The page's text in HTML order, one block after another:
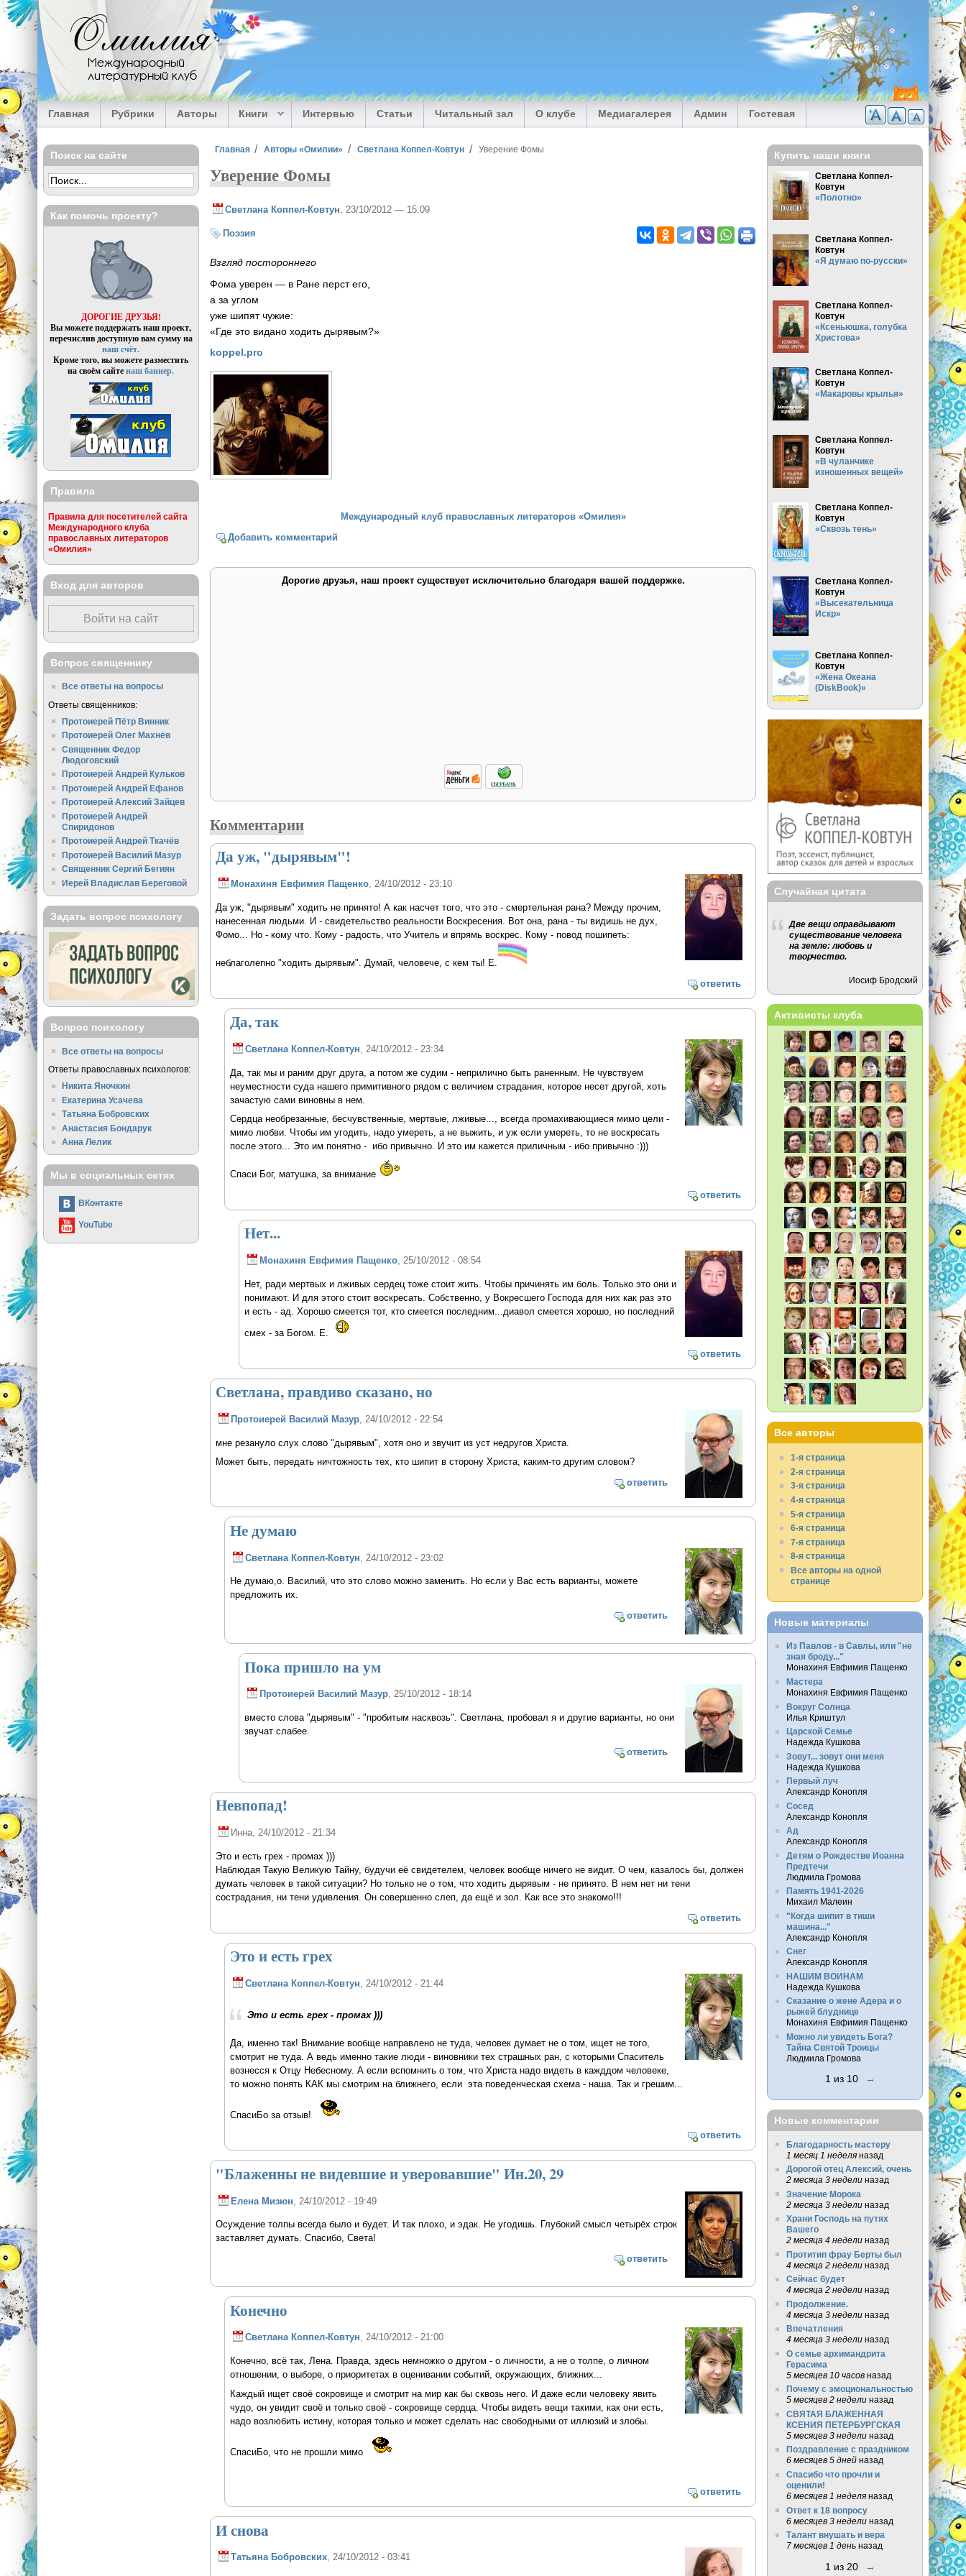
Перейти к основному содержанию
Омилия
Международный
литературный клуб
Главная Рубрики Авторы Книги Интервью Статьи Читальный зал О клубе Медиагалерея Админ Гостевая
Вы здесь
Главная Авторы «Омилии» Светлана Коппел-Ковтун Уверение Фомы
Уверение Фомы
Светлана Коппел-Ковтун , 23/10/2012 — 15:09
Поэзия
Взгляд постороннего
Фома уверен — в Ране перст его,
а за углом
уже шипят чужие:
«Где это видано ходить дырявым?»
koppel.pro
Международный клуб православных литераторов «Омилия»
Добавить комментарий
Дорогие друзья, наш проект существует исключительно благодаря вашей поддержке.
Комментарии
Да уж, "дырявым"!
Монахиня Евфимия Пащенко, 24/10/2012 - 23:10
Да уж, "дырявым" ходить не принято! А как насчет того, что это - смертельная рана? Между прочим,
нанесенная людьми. И - свидетельство реальности Воскресения. Вот она, рана - ты видишь не дух,
Фомо... Но - кому что. Кому - радость, что Учитель и впрямь воскрес. Кому - повод пошипеть:
неблаголепно "ходить дырявым". Думай, человече, с кем ты! Е.
ответить
Да, так
Светлана Коппел-Ковтун , 24/10/2012 - 23:34
Да, так мы и раним друг друга, а потом же судим - неприлично быть раненным. Не чувствуем
неуместности суда нашего примитивного рядом с величием страдания, которое несет другой, хоть
зачастую сами виновны в нем.
Сердца необрезанные, бесчувственные, мертвые, лживые..., всегда промахивающиеся мимо цели -
мимо любви. Чтобы им угодить, надо умереть, а не выжить, и уж если умереть, то не воскресать
после этого... Это им понятно - ибо привычно. И это им кажется приличным - ибо привычно :)))
Спаси Бог, матушка, за внимание
ответить
Нет...
Монахиня Евфимия Пащенко, 25/10/2012 - 08:54
Нет, ради мертвых и лживых сердец тоже стоит жить. Чтобы причинять им боль. Только это они и
понимают. И для этого стоит воскресать. Собственно, у Вокресшего Господа для них как раз это
и есть - ад. Хорошо смеется тот, кто смеется последним...диавол смеется хорошо, но последний
смех - за Богом. Е.
ответить
Светлана, правдиво сказано, но
Протоиерей Василий Мазур, 24/10/2012 - 22:54
мне резануло слух слово "дырявым", хотя оно и звучит из уст недругов Христа.
Может быть, передать ничтожность тех, кто шипит в сторону Христа, каким-то другим словом?
ответить
Не думаю
Светлана Коппел-Ковтун , 24/10/2012 - 23:02
Не думаю,о. Василий, что это слово можно заменить. Но если у Вас есть варианты, можете
предложить их.
ответить
Пока пришло на ум
Протоиерей Василий Мазур, 25/10/2012 - 18:14
вместо слова "дырявым" - "пробитым насквозь". Светлана, пробовал я и другие варианты, но они
звучат слабее.
ответить
Невпопад!
Инна, 24/10/2012 - 21:34
Это и есть грех - промах )))
Наблюдая Такую Великую Тайну, будучи её свидетелем, человек вообще ничего не видит. О чем, казалось бы, должен
думать человек в такой ситуации? Но только не о том, что ходить дырявым - не принято. В нем нет ни тени
сострадания, ни тени удивления. Он совершенно слеп, да ещё и зол. Как все это знакомо!!!
ответить
Это и есть грех
Светлана Коппел-Ковтун , 24/10/2012 - 21:44
Это и есть грех - промах )))
Да, именно так! Внимание вообще направлено не туда, человек думает не о том, ищет не того,
смотрит не туда. А ведь именно такие люди - виновники тех страшных ран, с которыми Спаситель
вознесся к Отцу Небесному. А если вспомнить о том, что Христа надо видеть в кажддом человеке,
то можно понять КАК мы смотрим на ближнего, если эта поведенческая схема - наша. Так и грешим...
СпасиБо за отзыв!
ответить
"Блаженны не видевшие и уверовавшие" Ин.20, 29
Елена Мизюн , 24/10/2012 - 19:49
Осуждение толпы всегда было и будет. И так плохо, и эдак. Не угодишь. Глубокий смысл четырёх строк
заставляет думать. Спасибо, Света!
ответить
Конечно
Светлана Коппел-Ковтун, 24/10/2012 - 21:00
Конечно, всё так, Лена. Правда, здесь немножко о другом - о личности, а не о толпе, о личном
отношении, о выборе, о приоритетах в оценивании событий, окружающих, ближних...
Каждый ищет своё сокровище и смотрит на мир как бы сквозь него. И даже если человеку явить
чудо, он увидит своё и только своё - сокровище сердца. Чтобы видеть вещи такими, как они есть,
надо возлюбить истину, которая только и может сделать нас свободными от иллюзий и злобы.
СпасиБо, что не прошли мимо
ответить
И снова
Татьяна Бобровских, 24/10/2012 - 03:41
Поиск на сайте
Как помочь проекту?
ДОРОГИЕ ДРУЗЬЯ!
Вы можете поддержать наш проект,
перечислив доступную вам сумму на
наш счёт.
Кроме того, вы можете разместить
на своём сайтенаш баннер.
Правила
Правила для посетителей сайта
Международного клуба
православных литераторов
«Омилия»
Вход для авторов
Войти на сайт
Вопрос священнику
Все ответы на вопросы
Ответы священников:
Протоиерей Пётр Винник
Протоиерей Олег Махнёв
Священник Федор
Людоговский
Протоиерей Андрей Кульков
Протоиерей Андрей Ефанов
Протоиерей Алексий Зайцев
Протоиерей Андрей
Спиридонов
Протоиерей Андрей Ткачёв
Протоиерей Василий Мазур
Священник Сергий Бегиян
Иерей Владислав Береговой
Задать вопрос психологу
Вопрос психологу
Все ответы на вопросы
Ответы православных психологов:
Никита Яночкин
Екатерина Усачева
Татьяна Бобровских
Анастасия Бондарук
Анна Лелик
Мы в социальных сетях
ВКонтакте
YouTube
Купить наши книги
Светлана Коппел-
Ковтун
«Полотно»
Светлана Коппел-
Ковтун
«Я думаю по-русски»
Светлана Коппел-
Ковтун
«Ксеньюшка, голубка
Христова»
Светлана Коппел-
Ковтун
«Макаровы крылья»
Светлана Коппел-
Ковтун
«В чуланчике
изношенных вещей»
Светлана Коппел-
Ковтун
«Сквозь тень»
Светлана Коппел-
Ковтун
«Высекательница
Искр»
Светлана Коппел-
Ковтун
«Жена Океана
(DiskBook)»
Случайная цитата
Две вещи оправдывают
существование человека
на земле: любовь и
творчество.
Иосиф Бродский
Активисты клуба
Все авторы
1-я страница
2-я страница
3-я страница
4-я страница
5-я страница
6-я страница
7-я страница
8-я страница
Все авторы на одной
странице
Новые материалы
Из Павлов - в Савлы, или "не
зная броду..."
Монахиня Евфимия Пащенко
Мастера
Монахиня Евфимия Пащенко
Вокруг Солнца
Илья Криштул
Царской Семье
Надежда Кушкова
Зовут... зовут они меня
Надежда Кушкова
Первый луч
Александр Конопля
Сосед
Александр Конопля
Ад
Александр Конопля
Детям о Рождестве Иоанна
Предтечи
Людмила Громова
Память 1941-2026
Михаил Малеин
"Когда шипит в тиши
машина..."
Александр Конопля
Снег
Александр Конопля
НАШИМ ВОИНАМ
Надежда Кушкова
Сказание о жене Адера и о
рыжей блуднице
Монахиня Евфимия Пащенко
Можно ли увидеть Бога?
Тайна Святой Троицы
Людмила Громова
1 из 10 →
Новые комментарии
Благодарность мастеру
1 месяц 1 неделяназад
Дорогой отец Алексий, очень
2 месяца 3 неделиназад
Значение Морока
2 месяца 3 неделиназад
Храни Господь на путях
Вашего
2 месяца 4 неделиназад
Протитип фрау Берты был
4 месяца 2 неделиназад
Сейчас будет
4 месяца 2 неделиназад
Продолжение.
4 месяца 3 неделиназад
Впечатления
4 месяца 3 неделиназад
О семье архимандрита
Герасима
5 месяцев 10 часовназад
Почему с эмоциональностью
5 месяцев 2 неделиназад
СВЯТАЯ БЛАЖЕННАЯ
КСЕНИЯ ПЕТЕРБУРГСКАЯ
5 месяцев 3 неделиназад
Поздравление с праздником
6 месяцев 5 днейназад
Спасибо что прочли и
оценили!
6 месяцев 1 неделяназад
Ответ к 18 вопросу
6 месяцев 3 неделиназад
Талант внушать и вера
7 месяцев 1 деньназад
1 из 20 →